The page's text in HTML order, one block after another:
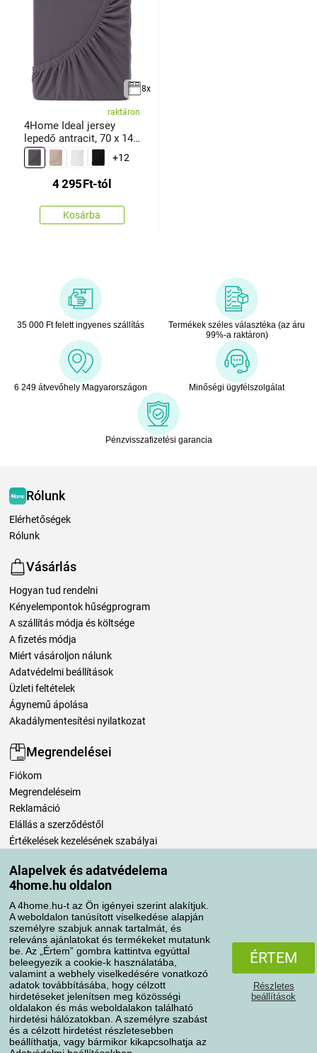
Alapelvek és adatvédelema
4home.hu oldalon
A 4home.hu-t az Ön igényei szerint alakítjuk.
A weboldalon tanúsított viselkedése alapján
személyre szabjuk annak tartalmát, és
releváns ajánlatokat és termékeket mutatunk
be. Az „Értem” gombra kattintva egyúttal
beleegyezik a cookie-k használatába,
valamint a webhely viselkedésére vonatkozó
adatok továbbításába, hogy célzott
hirdetéseket jelenítsen meg közösségi
oldalakon és más weboldalakon található
hirdetési hálózatokban. A személyre szabást
és a célzott hirdetést részletesebben
beállíthatja, vagy bármikor kikapcsolhatja az
ÉRTEM
Részletes
beállítások
8x
raktáron
4Home Ideal jersey
lepedő antracit, 70 x 140
cm
+12
4 295Ft-tól
Kosárba
35 000 Ft felett ingyenes szállítás
Termékek széles választéka (az áru
99%-a raktáron)
6 249 átvevőhely Magyarországon Minőségi ügyfélszolgálat
Pénzvisszafizetési garancia
Rólunk
Elérhetőségek
Rólunk
Vásárlás
Hogyan tud rendelni
Kényelempontok hűségprogram
A szállítás módja és költsége
A fizetés módja
Miért vásároljon nálunk
Adatvédelmi beállítások
Üzleti feltételek
Ágynemű ápolása
Akadálymentesítési nyilatkozat
Megrendelései
Fiókom
Megrendeléseim
Reklamáció
Elállás a szerződéstől
Értékelések kezelésének szabályai
Szállítási módok
Fizetési módok
AdatvédelemSüti szabályzat